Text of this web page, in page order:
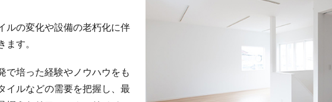
ルの変化や設備の老朽化に伴
ます。
で培った経験やノウハウをも
イルなどの需要を把握し、最